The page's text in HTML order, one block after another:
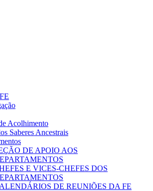
Acolhimento
Saberes Ancestrais
DE APOIO AOS
E VICES-CHEFES DOS
DE REUNIÕES DA FE